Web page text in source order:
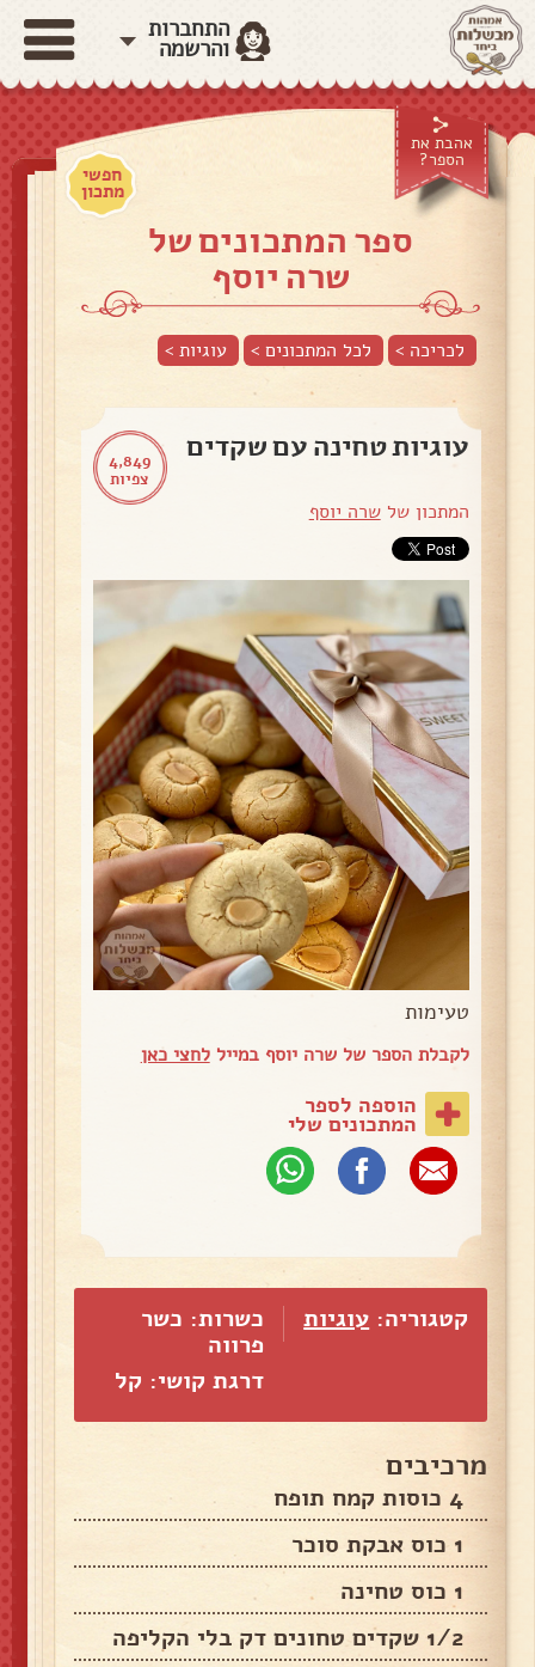
התחברות
והרשמה
אהבת את
הספר?
חפשי
מתכון
ספר המתכונים של
שרה יוסף
לכריכה > לכל המתכונים > עוגיות>
4,849
צפיות
עוגיות טחינה עם שקדים
המתכון שלשרה יוסף
טעימות
לקבלת הספר של שרה יוסף במייללחצי כאן
הוספה לספר
המתכונים שלי
קטגוריה: עוגיות
כשרות: כשר
פרווה
דרגת קושי: קל
מרכיבים
4 כוסות קמח תופח
1 כוס אבקת סוכר
1 כוס טחינה
1/2 שקדים טחונים דק בלי הקליפה